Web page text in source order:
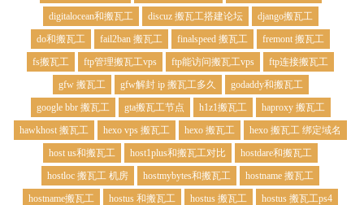
digitalocean和搬瓦工
discuz 搬瓦工搭建论坛
django搬瓦工
do和搬瓦工
fail2ban 搬瓦工 finalspeed 搬瓦工
fremont 搬瓦工
fs搬瓦工
ftp管理搬瓦工vps ftp能访问搬瓦工vps
ftp连接搬瓦工
gfw 搬瓦工
gfw解封 ip 搬瓦工多久
godaddy和搬瓦工
google bbr 搬瓦工
gta搬瓦工节点 h1z1搬瓦工
haproxy 搬瓦工
hawkhost 搬瓦工
hexo vps 搬瓦工 hexo 搬瓦工
hexo 搬瓦工 绑定域名
host us和搬瓦工
host1plus和搬瓦工对比
hostdare和搬瓦工
hostloc 搬瓦工 机房
hostmybytes和搬瓦工
hostname 搬瓦工
hostname搬瓦工
hostus 和搬瓦工 hostus 搬瓦工
hostus 搬瓦工ps4